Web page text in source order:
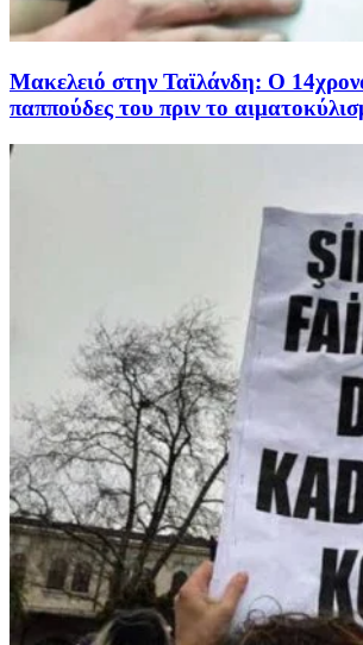
Μακελειό στην Ταϊλάνδη: Ο
παππούδες του πριν το